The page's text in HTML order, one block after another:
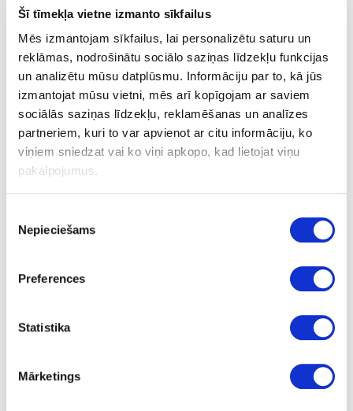
Šī tīmekļa vietne izmanto sīkfailus
Mēs izmantojam sīkfailus, lai personalizētu saturu un
reklāmas, nodrošinātu sociālo saziņas līdzekļu funkcijas
un analizētu mūsu datplūsmu. Informāciju par to, kā jūs
izmantojat mūsu vietni, mēs arī kopīgojam ar saviem
sociālās saziņas līdzekļu, reklamēšanas un analīzes
partneriem, kuri to var apvienot ar citu informāciju, ko
viņiem sniedzat vai ko viņi apkopo, kad lietojat viņu
pakalpojumus.
izvēle
Nepieciešams
Preferences
Statistika
Mārketings
apm. 35 ml/m2 ar HartwachsÖl Original. Žūšanas laiks
SASTĀVDAĻAS
Uz dabīgo augu eļļu un vasku bāzes (saulespuķu eļļa, sojas eļļa,
saflora eļļa, linsēklu eļļa, karnauba vasks un kandelilla vasks)
parafīns, dzelzs oksīds un organiskie pigmenti, titāna dioksīda
balts pigments, sikatīvi (žūšanas piedevas) un ūdeni atgrūdošas
piedevas. Dearomatizēts vaitspirts (nesatur benzolu). Produkts
atbilst ES regulai (2004/42/EK) saskaņā ar GOS saturu maks. 400
g/l (Cat. A/e (2010)).
1 litrs nosedz apm. 24 m² ar vienu kārtu.
Produkta patēriņš ir ļoti atkarīgs no koksnes īpašībām. Visa
informācija attiecas uz gludām un ēvelētām/zāģētām virsmām.
iepakojumi.